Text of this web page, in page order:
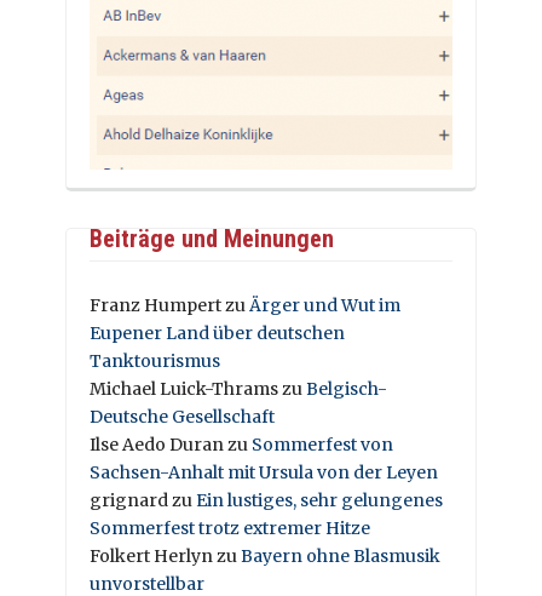
Beiträge und Meinungen
Franz HumpertzuÄrger und Wut im
Eupener Land über deutschen
Tanktourismus
Michael Luick-ThramszuBelgisch-
Deutsche Gesellschaft
Ilse Aedo Duranzu Sommerfest von
Sachsen-Anhalt mit Ursula von der Leyen
grignardzuEin lustiges, sehr gelungenes
Sommerfest trotz extremer Hitze
Folkert HerlynzuBayern ohne Blasmusik
unvorstellbar